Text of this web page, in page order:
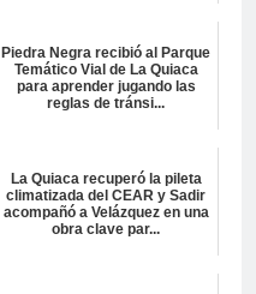
Piedra Negra recibió al Parque
Temático Vial de La Quiaca
para aprender jugando las
reglas de tránsi...
La Quiaca recuperó la pileta
climatizada del CEAR y Sadir
acompañó a Velázquez en una
obra clave par...